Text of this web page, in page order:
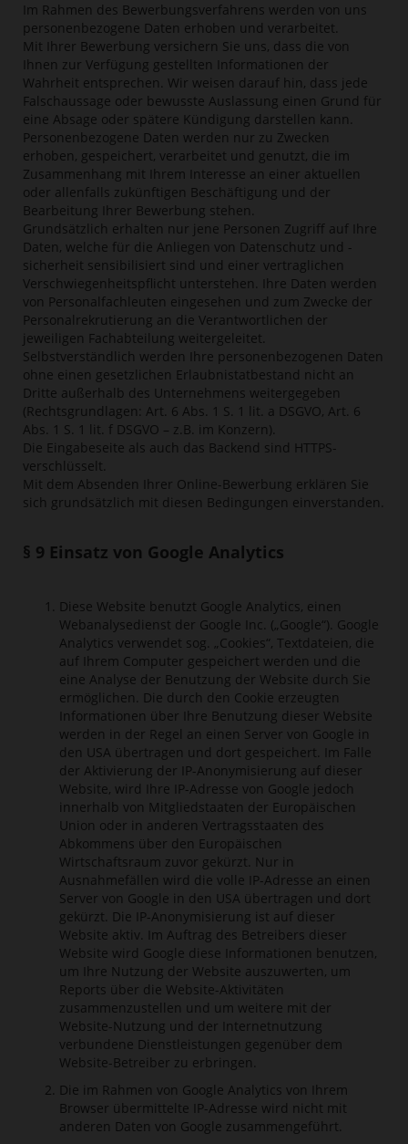
Im Rahmen des Bewerbungsverfahrens werden von uns
personenbezogene Daten erhoben und verarbeitet.
Mit Ihrer Bewerbung versichern Sie uns, dass die von
Ihnen zur Verfügung gestellten Informationen der
Wahrheit entsprechen. Wir weisen darauf hin, dass jede
Falschaussage oder bewusste Auslassung einen Grund für
eine Absage oder spätere Kündigung darstellen kann.
Personenbezogene Daten werden nur zu Zwecken
erhoben, gespeichert, verarbeitet und genutzt, die im
Zusammenhang mit Ihrem Interesse an einer aktuellen
oder allenfalls zukünftigen Beschäftigung und der
Bearbeitung Ihrer Bewerbung stehen.
Grundsätzlich erhalten nur jene Personen Zugriff auf Ihre
Daten, welche für die Anliegen von Datenschutz und -
sicherheit sensibilisiert sind und einer vertraglichen
Verschwiegenheitspflicht unterstehen. Ihre Daten werden
von Personalfachleuten eingesehen und zum Zwecke der
Personalrekrutierung an die Verantwortlichen der
jeweiligen Fachabteilung weitergeleitet.
Selbstverständlich werden Ihre personenbezogenen Daten
ohne einen gesetzlichen Erlaubnistatbestand nicht an
Dritte außerhalb des Unternehmens weitergegeben
(Rechtsgrundlagen: Art. 6 Abs. 1 S. 1 lit. a DSGVO, Art. 6
Abs. 1 S. 1 lit. f DSGVO – z.B. im Konzern).
Die Eingabeseite als auch das Backend sind HTTPS-
verschlüsselt.
Mit dem Absenden Ihrer Online-Bewerbung erklären Sie
sich grundsätzlich mit diesen Bedingungen einverstanden.
§ 9 Einsatz von Google Analytics
Diese Website benutzt Google Analytics, einen
Webanalysedienst der Google Inc. („Google“). Google
Analytics verwendet sog. „Cookies“, Textdateien, die
auf Ihrem Computer gespeichert werden und die
eine Analyse der Benutzung der Website durch Sie
ermöglichen. Die durch den Cookie erzeugten
Informationen über Ihre Benutzung dieser Website
werden in der Regel an einen Server von Google in
den USA übertragen und dort gespeichert. Im Falle
der Aktivierung der IP-Anonymisierung auf dieser
Website, wird Ihre IP-Adresse von Google jedoch
innerhalb von Mitgliedstaaten der Europäischen
Union oder in anderen Vertragsstaaten des
Abkommens über den Europäischen
Wirtschaftsraum zuvor gekürzt. Nur in
Ausnahmefällen wird die volle IP-Adresse an einen
Server von Google in den USA übertragen und dort
gekürzt. Die IP-Anonymisierung ist auf dieser
Website aktiv. Im Auftrag des Betreibers dieser
Website wird Google diese Informationen benutzen,
um Ihre Nutzung der Website auszuwerten, um
Reports über die Website-Aktivitäten
zusammenzustellen und um weitere mit der
Website-Nutzung und der Internetnutzung
verbundene Dienstleistungen gegenüber dem
Website-Betreiber zu erbringen.
Die im Rahmen von Google Analytics von Ihrem
Browser übermittelte IP-Adresse wird nicht mit
anderen Daten von Google zusammengeführt.